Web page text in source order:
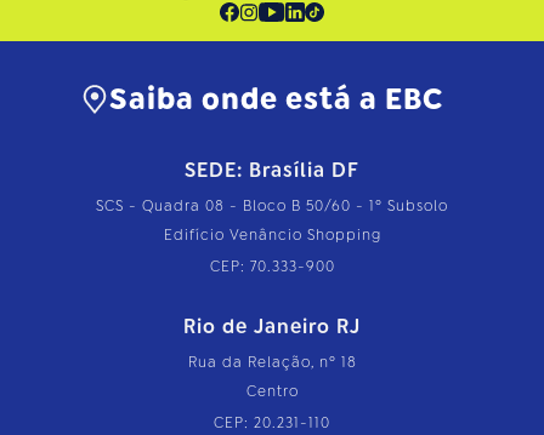
Saiba onde está a EBC
SEDE: Brasília DF
SCS - Quadra 08 - Bloco B 50/60 - 1º Subsolo
Edifício Venâncio Shopping
CEP: 70.333-900
Rio de Janeiro RJ
Rua da Relação, nº 18
Centro
CEP: 20.231-110